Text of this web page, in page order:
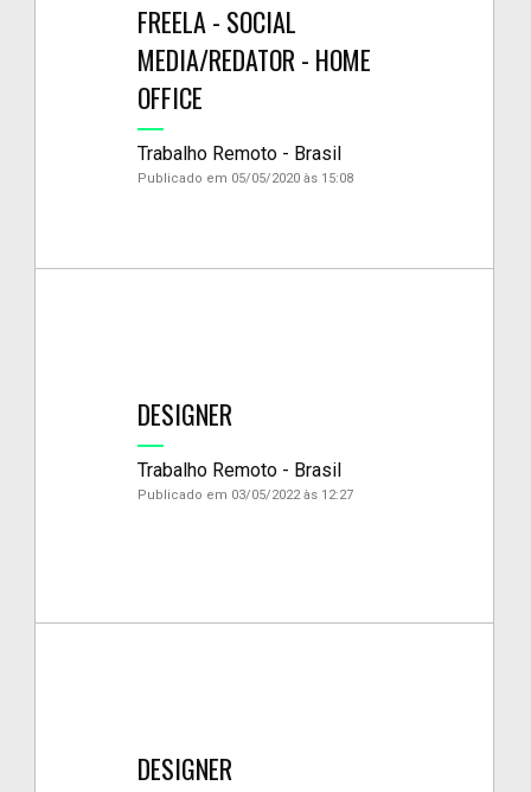
FREELA - SOCIAL
MEDIA/REDATOR - HOME
OFFICE
Trabalho Remoto - Brasil
Publicado em 05/05/2020 às 15:08
DESIGNER
Trabalho Remoto - Brasil
Publicado em 03/05/2022 às 12:27
DESIGNER